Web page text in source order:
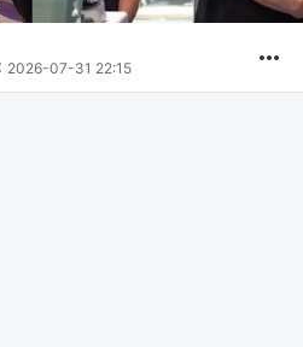
2026-07-31 22:15